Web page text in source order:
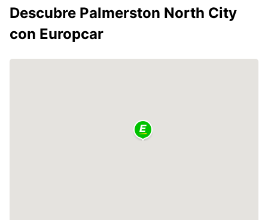
Descubre Palmerston North City
con Europcar